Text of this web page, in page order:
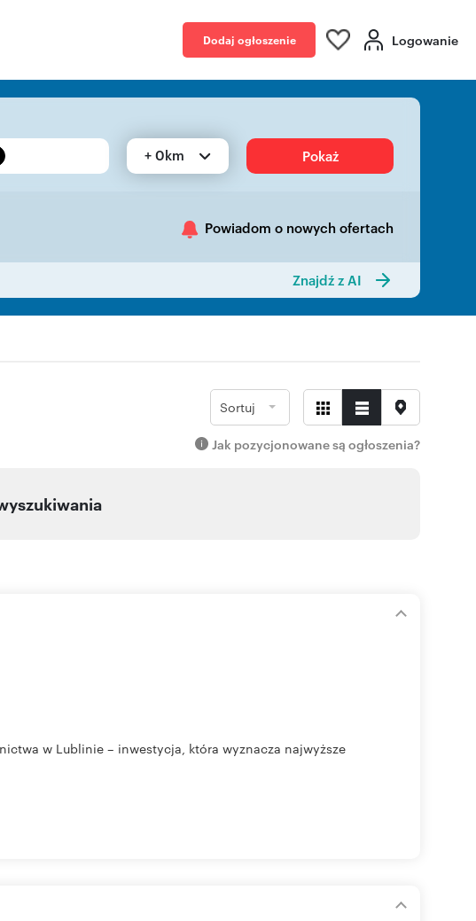
Dodaj ogłoszenie Logowanie
+ 0km Pokaż
Powiadom o nowych ofertach
Znajdź z AI
Sortuj
Jak pozycjonowane są ogłoszenia?
w Lublinie – inwestycja, która wyznacza najwyższe